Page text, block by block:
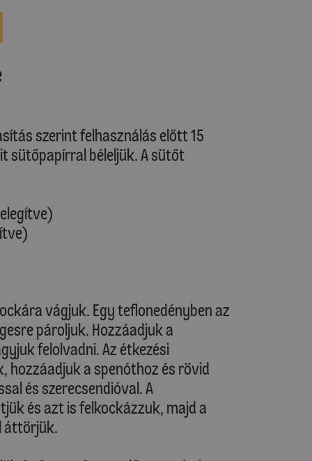
szerint felhasználás előtt 15
sütőpapírral béleljük. A sütőt
vágjuk. Egy teflonedényben az
pároljuk. Hozzáadjuk a
felolvadni. Az étkezési
hozzáadjuk a spenóthoz és rövid
és szerecsendióval. A
és azt is felkockázzuk, majd a
áttörjük.